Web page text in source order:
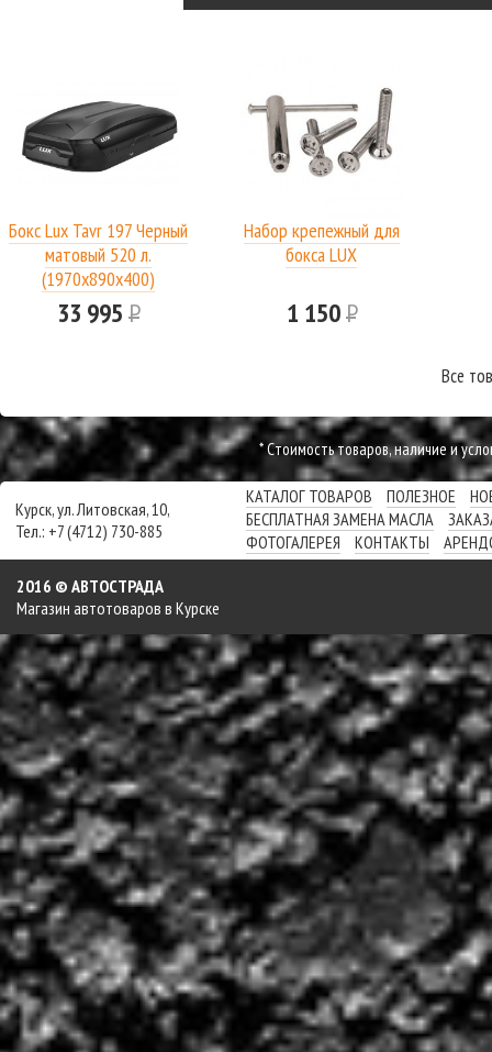
Бокс Lux Tavr 197 Черный
матовый 520 л.
(1970х890х400)
33 995Р
Набор крепежный для
бокса LUX
1 150Р
Все
* Cтоимость товаров, наличие и
Курск, ул. Литовская, 10,
Тел.: +7 (4712) 730-885
КАТАЛОГ ТОВАРОВ ПОЛЕЗНОЕ
БЕСПЛАТНАЯ ЗАМЕНА МАСЛА
ФОТОГАЛЕРЕЯ
КОНТАКТЫ
2016 © АВТОСТРАДА
Магазин автотоваров в Курске